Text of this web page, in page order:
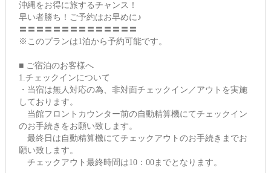
沖縄をお得に旅するチャンス！
早い者勝ち！ご予約はお早めに♪
〓〓〓〓〓〓〓〓〓〓〓〓〓〓
※このプランは1泊から予約可能です。
■ ご宿泊のお客様へ
1.チェックインについて
・当宿は無人対応の為、非対面チェックイン／アウトを実施
しております。
当館フロントカウンター前の自動精算機にてチェックイン
のお手続きをお願い致します。
最終日は自動精算機にてチェックアウトのお手続きまでお
願い致します。
チェックアウト最終時間は10：00までとなります。